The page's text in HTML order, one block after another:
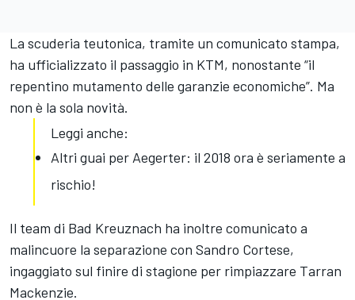
La scuderia teutonica, tramite un comunicato stampa,
ha ufficializzato il passaggio in KTM, nonostante “il
repentino mutamento delle garanzie economiche”. Ma
non è la sola novità.
Leggi anche:
Altri guai per Aegerter: il 2018 ora è seriamente a
rischio!
Il team di Bad Kreuznach ha inoltre comunicato a
malincuore la separazione con Sandro Cortese,
ingaggiato sul finire di stagione per rimpiazzare Tarran
Mackenzie.